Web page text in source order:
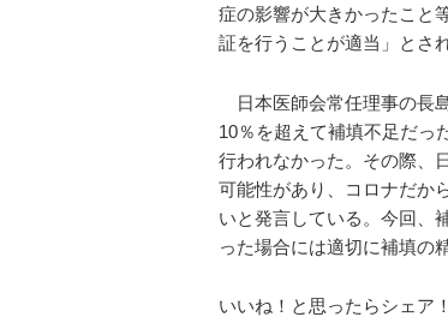
症の影響が大きかったこと
証を行うことが適当」とさ
日本医師会常任理事の長
10％を超えて補填不足だっ
行われなかった。その際、
可能性があり、コロナだか
いと発言している。今回、
った場合には適切に補填の
いいね！と思ったらシェア！